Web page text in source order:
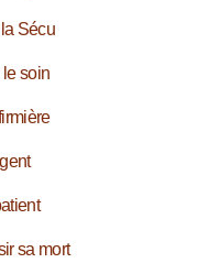
Sécu
le soin
sa mort